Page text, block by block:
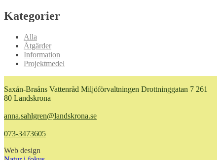
Kategorier
Alla
Åtgärder
Information
Projektmedel
Saxån-Braåns Vattenråd Miljöförvaltningen Drottninggatan 7 261
80 Landskrona
anna.sahlgren@landskrona.se
073-3473605
Web design